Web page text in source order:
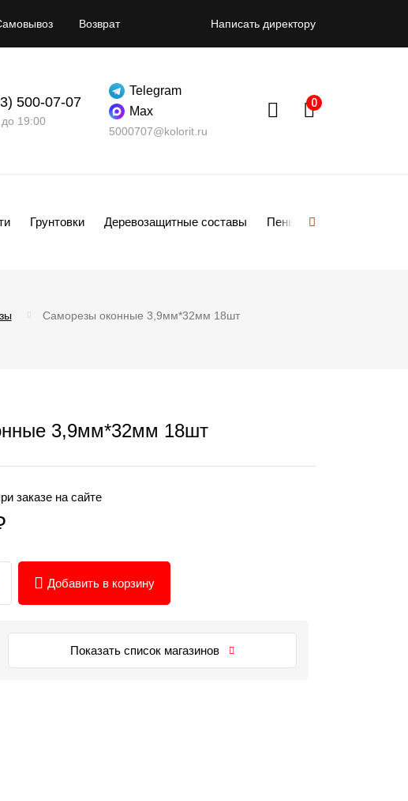
Возврат Написать директору
500-07-07
19:00
Telegram
Max
5000707@kolorit.ru
Грунтовки Деревозащитные составы Пены
Саморезы оконные 3,9мм*32мм 18шт
3,9мм*32мм 18шт
заказе на сайте
Добавить в корзину
Показать список магазинов